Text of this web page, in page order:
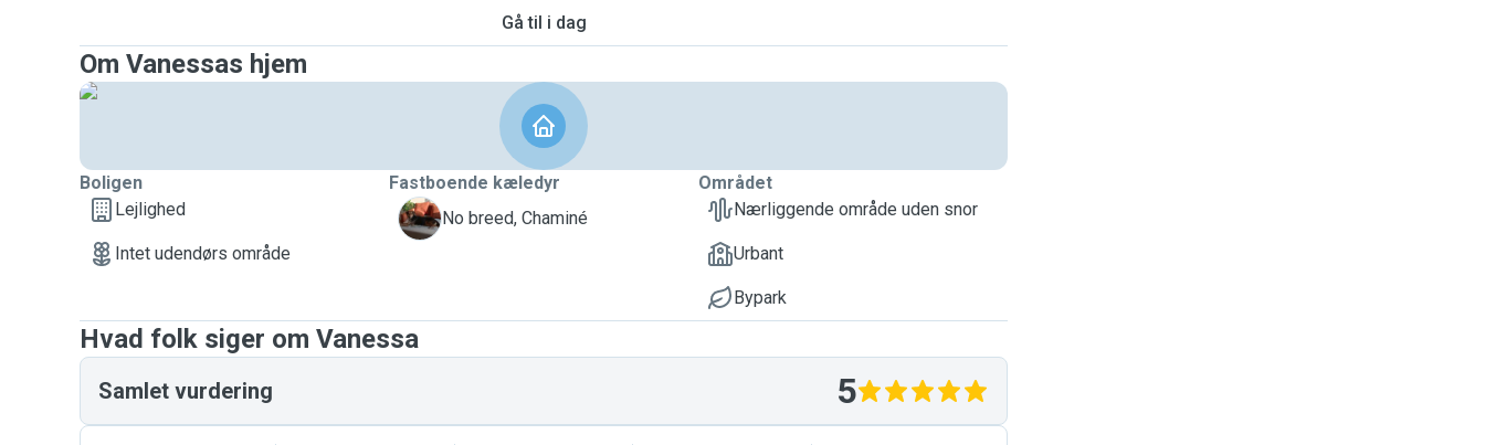
Gå til i dag
Om Vanessas hjem
Boligen
Lejlighed
Intet udendørs område
Fastboende kæledyr
C
No breed, Chaminé
Området
Nærliggende område uden snor
Urbant
Bypark
Hvad folk siger om Vanessa
Samlet vurdering 5